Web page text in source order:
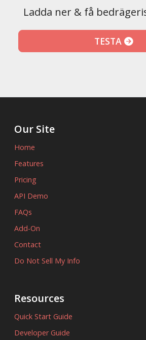
Ladda ner & få
TESTA
Our Site
Home
Features
Pricing
API Demo
FAQs
Add-On
Contact
Do Not Sell My Info
Resources
Quick Start Guide
Developer Guide